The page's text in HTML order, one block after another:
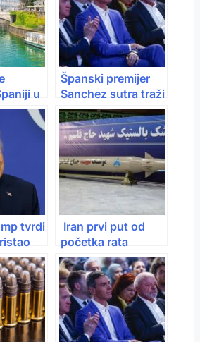
u
na
Španski premijer
Sanchez sutra traži
raskid sporazuma
EU-Izrael
tvrdi
uranij
smo
Iran prvi put od
početka rata
upotrijebio ovu
raketu: U toku
napadi na Izrael i
zemlje Zaljeva